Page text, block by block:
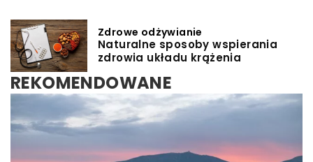
Zdrowe odżywianie
Naturalne sposoby wspierania
zdrowia układu krążenia
REKOMENDOWANE